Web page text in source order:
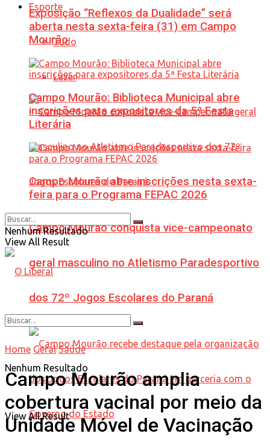
Esporte
Tudo
Lazer
Campo Mourão conquista vice-campeonato
geral masculino no Atletismo Paradesportivo
dos 72º Jogos Escolares do Paraná
Exposição “Reflexos da Dualidade” será
aberta nesta sexta-feira (31) em Campo
Mourão
Campo Mourão: Biblioteca Municipal abre
inscrições para expositores da 5ª Festa
Literária
Campo Mourão abre inscrições nesta sexta-
feira para o Programa FEPAC 2026
Nenhum Resultado
View All Result
Nenhum Resultado
View All Result
Home Geral Saúde
Campo Mourão amplia
cobertura vacinal por meio da
Unidade Móvel de Vacinação